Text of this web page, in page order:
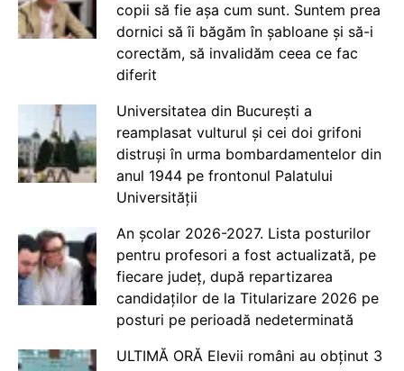
copii să fie așa cum sunt. Suntem prea
dornici să îi băgăm în șabloane și să-i
corectăm, să invalidăm ceea ce fac
diferit
Universitatea din București a
reamplasat vulturul și cei doi grifoni
distruși în urma bombardamentelor din
anul 1944 pe frontonul Palatului
Universității
An școlar 2026-2027. Lista posturilor
pentru profesori a fost actualizată, pe
fiecare județ, după repartizarea
candidaților de la Titularizare 2026 pe
posturi pe perioadă nedeterminată
ULTIMĂ ORĂ Elevii români au obținut 3